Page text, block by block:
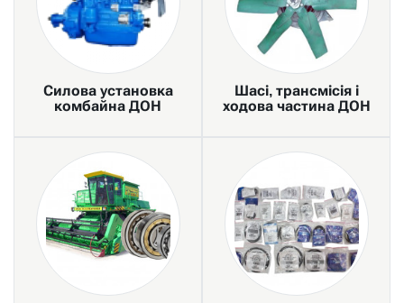
Силова установка
комбайна ДОН
Шасі, трансмісія і
ходова частина ДОН